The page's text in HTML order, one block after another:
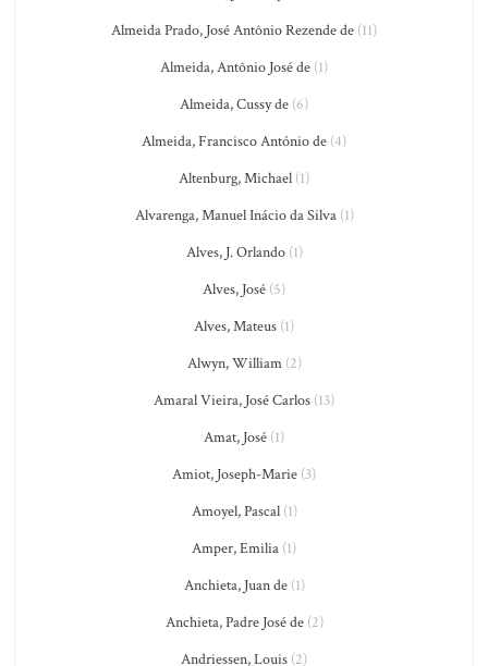
Almeida Prado, José Antônio Rezende de (11)
Almeida, Antônio José de (1)
Almeida, Cussy de (6)
Almeida, Francisco António de (4)
Altenburg, Michael (1)
Alvarenga, Manuel Inácio da Silva(1)
Alves, J. Orlando(1)
Alves, José (5)
Alves, Mateus (1)
Alwyn, William(2)
Amaral Vieira, José Carlos (13)
Amat, José (1)
Amiot, Joseph-Marie (3)
Amoyel, Pascal(1)
Amper, Emilia (1)
Anchieta, Juan de(1)
Anchieta, Padre José de(2)
Andriessen, Louis (2)